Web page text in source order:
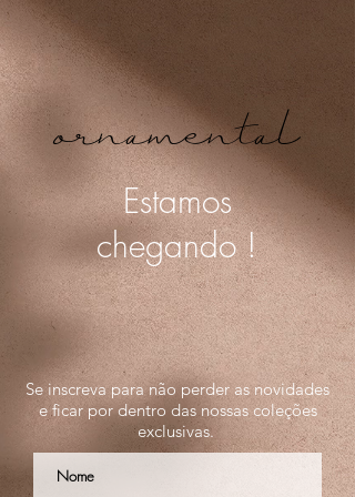
ornamental
Estamos
chegando !
Se inscreva para não perder as novidades
e ficar por dentro das nossas coleções
exclusivas.